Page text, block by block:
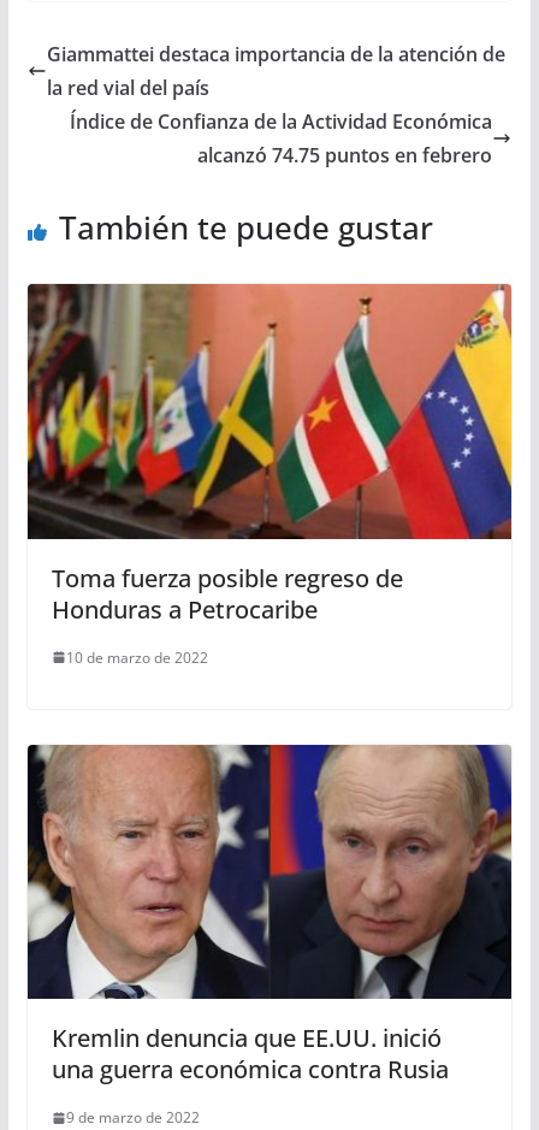
Giammattei destaca importancia de la atención de
la red vial del país
Índice de Confianza de la Actividad Económica
alcanzó 74.75 puntos en febrero
También te puede gustar
Toma fuerza posible regreso de
Honduras a Petrocaribe
10 de marzo de 2022
Kremlin denuncia que EE.UU. inició
una guerra económica contra Rusia
9 de marzo de 2022